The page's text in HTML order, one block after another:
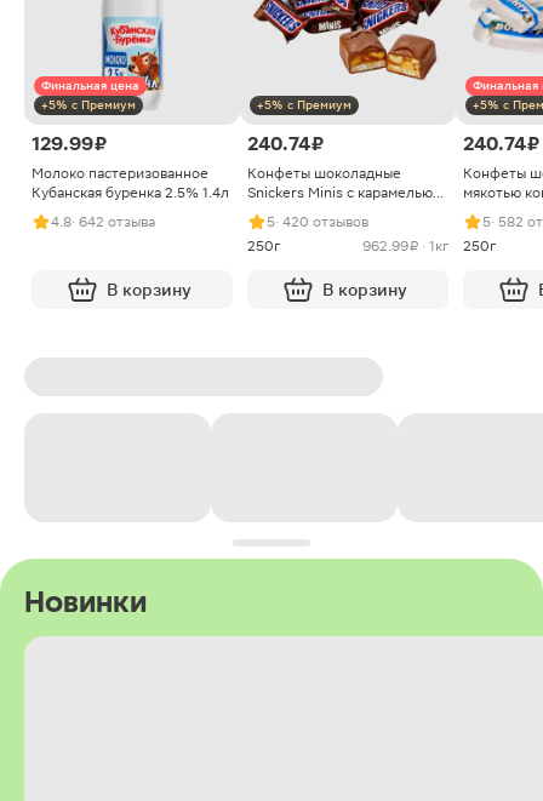
Финальная цена
+5% с Премиум
129.99 ₽
Молоко пастеризованное
Кубанская буренка 2.5% 1.4л
4.8· 642 отзыва
В корзину
+5% с Премиум
240.74 ₽
Конфеты шоколадные
Snickers Minis с карамелью
арахисом и нугой
5· 420 отзывов
250г
962.99 ₽ · 1кг
В корзину
Финальная
+5% с
240.74 ₽
Конфеты
мякотью
5· 582
250г
Новинки